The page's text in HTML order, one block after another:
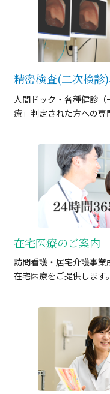
精密検査(二次検診)
人間ドック・各種健診
療」判定された方への専
在宅医療のご案内
訪問看護・居宅介護事
在宅医療をご提供します。